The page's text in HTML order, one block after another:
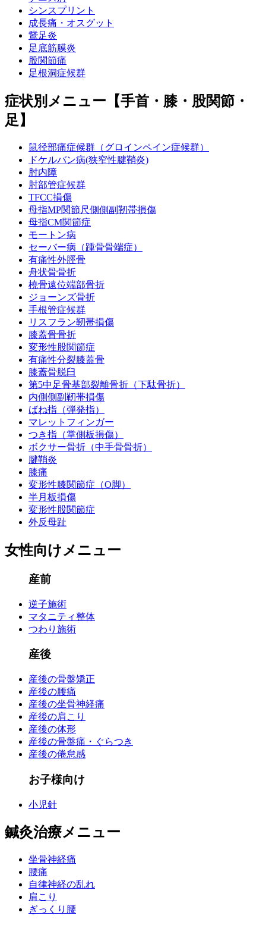
シンスプリント
成長痛・オスグット
鵞足炎
足底筋膜炎
股関節痛
足根洞症候群
症状別メニュー【手首・膝・股関節・
足】
鼠径部痛症候群（グロインペイン症候群）
ドケルバン病(狭窄性腱鞘炎)
肘内障
肘部管症候群
TFCC損傷
母指MP関節尺側側副靭帯損傷
母指CM関節症
モートン病
セーバー病（踵骨骨端症）
有痛性外脛骨
舟状骨骨折
橈骨遠位端部骨折
ジョーンズ骨折
手根管症候群
リスフラン靭帯損傷
膝蓋骨骨折
変形性股関節症
有痛性分裂膝蓋骨
膝蓋骨脱臼
第5中足骨基部裂離骨折（下駄骨折）
内側側副靭帯損傷
ばね指（弾発指）
マレットフィンガー
つき指（掌側板損傷）
ボクサー骨折（中手骨骨折）
腱鞘炎
膝痛
変形性膝関節症（O脚）
半月板損傷
変形性股関節症
外反母趾
女性向けメニュー
産前
逆子施術
マタニティ整体
つわり施術
産後
産後の骨盤矯正
産後の腰痛
産後の坐骨神経痛
産後の肩こり
産後の体形
産後の骨盤痛・ぐらつき
産後の倦怠感
お子様向け
小児針
鍼灸治療メニュー
坐骨神経痛
腰痛
自律神経の乱れ
肩こり
ぎっくり腰